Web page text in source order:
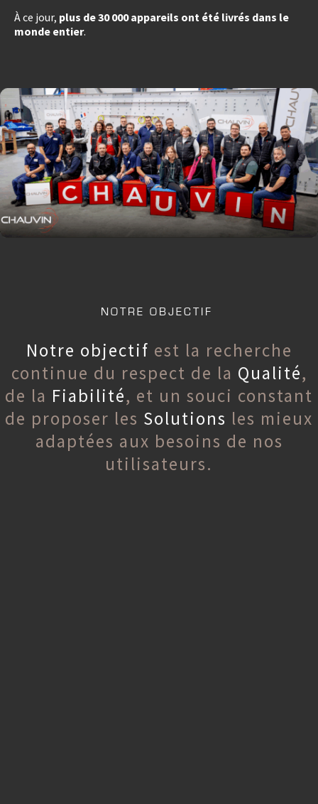
À ce jour, plus de 30 000 appareils ont été livrés dans le
monde entier.
NOTRE OBJECTIF
Notre objectif est la recherche
continue du respect de la Qualité,
de la Fiabilité, et un souci constant
de proposer les Solutions les mieux
adaptées aux besoins de nos
utilisateurs.